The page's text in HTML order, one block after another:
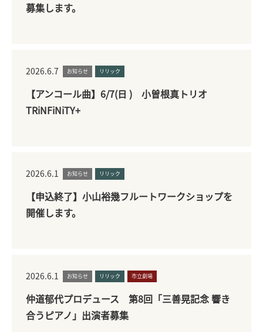
募集します。
2026.6.7 お知らせ リリック
【アンコール曲】6/7(日 ) 小曽根真トリオ
TRiNFiNiTY+
2026.6.1 お知らせ リリック
【申込終了】小山裕幾フルートワークショップを
開催します。
2026.6.1 お知らせ リリック 市立劇場
仲道郁代プロデュース 第8回「三善晃記念 響き
合うピアノ」出演者募集